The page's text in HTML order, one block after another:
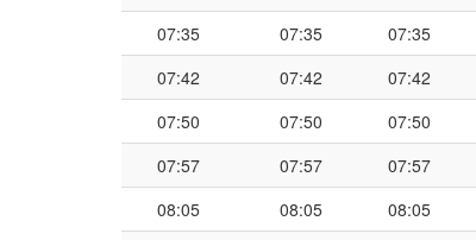
07:35
07:35 07:35
07:42
07:42 07:42
07:50
07:50 07:50
07:57
07:57 07:57
08:05
08:05 08:05